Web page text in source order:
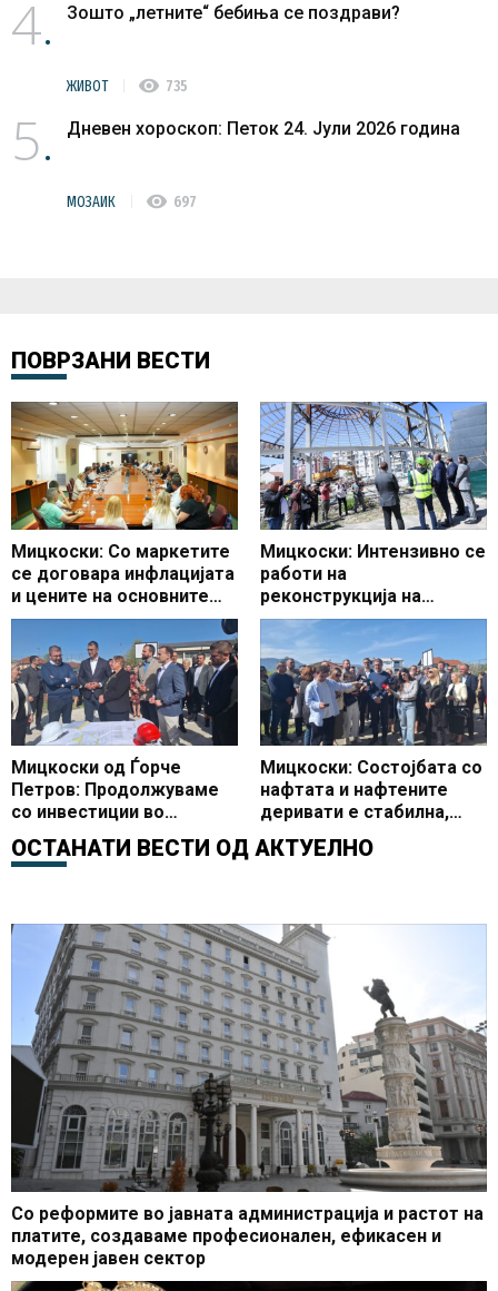
4 Зошто „летните“ бебиња се поздрави?
ЖИВОТ visibility 735
5 Дневен хороскоп: Петок 24. Јули 2026 година
МОЗАИК visibility 697
ПОВРЗАНИ ВЕСТИ
Мицкоски: Со маркетите
се договара инфлацијата
и цените на основните
производи да останат
под 3 проценти
Мицкоски: Интензивно се
работи на
реконструкција на
Универзалната сала,
очекувам да заврши во
предвидениот рок
Мицкоски од Ѓорче
Петров: Продолжуваме
со инвестиции во
образованието, започна
доградбата на
Мицкоски: Состојбата со
нафтата и нафтените
деривати е стабилна,
Македонија со најевтини
горива во регионот
ОСТАНАТИ ВЕСТИ ОД АКТУЕЛНО
Со реформите во јавната администрација и растот на
платите, создаваме професионален, ефикасен и
модерен јавен сектор